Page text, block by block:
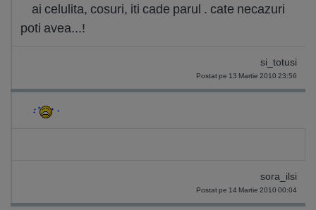
ai celulita, cosuri, iti cade parul . cate necazuri
poti avea...!
si_totusi
Postat pe 13 Martie 2010 23:56
sora_ilsi
Postat pe 14 Martie 2010 00:04